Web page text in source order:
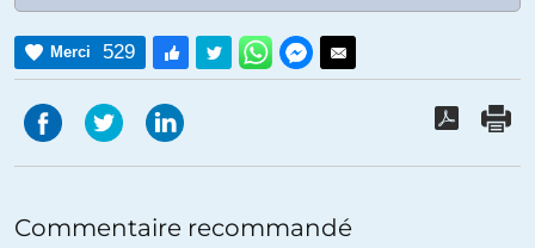
Merci 529
Commentaire recommandé